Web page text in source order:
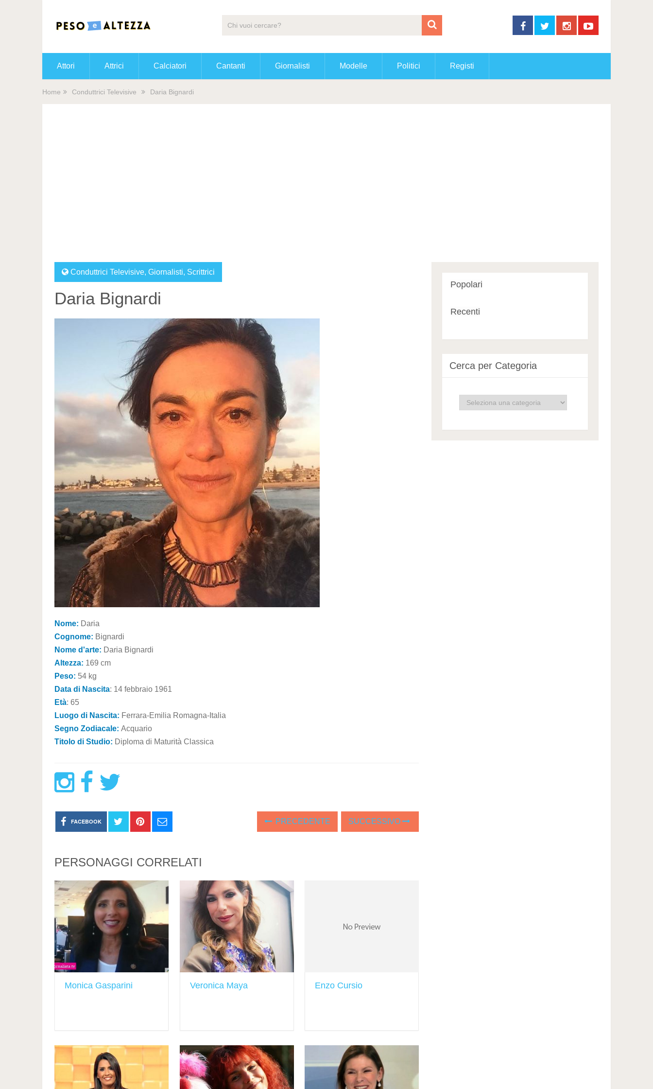
Attori Attrici Calciatori Cantanti Giornalisti Modelle Politici Registi
Home Conduttrici Televisive Daria Bignardi
Conduttrici Televisive, Giornalisti, Scrittrici
Daria Bignardi
Nome: Daria
Cognome: Bignardi
Nome d'arte: Daria Bignardi
Altezza: 169 cm
Peso: 54 kg
Data di Nascita: 14 febbraio 1961
Età: 65
Luogo di Nascita: Ferrara-Emilia Romagna-Italia
Segno Zodiacale: Acquario
Titolo di Studio: Diploma di Maturità Classica
FACEBOOK PRECEDENTE SUCCESSIVO
PERSONAGGI CORRELATI
Monica Gasparini Veronica Maya Enzo Cursio
Popolari
Recenti
Cerca per Categoria
Cerca
per